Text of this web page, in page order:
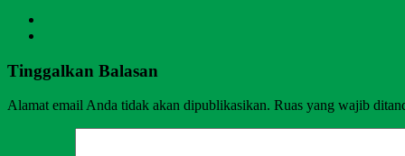
Tinggalkan Balasan
Alamat email Anda tidak akan dipublikasikan. Ruas yang wajib